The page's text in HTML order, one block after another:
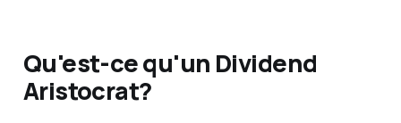
Qu'est-ce qu'un Dividend
Aristocrat?